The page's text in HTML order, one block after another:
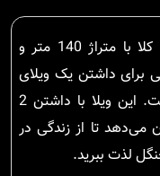
، روستای تسبیح کلا با متراژ 140 متر و
عالی برای داشتن یک ویلای
خصوصی در محیطی آرام و سرسبز است. این ویلا با داشتن 2
می‌دهد تا از زندگی در
لذت ببرید.